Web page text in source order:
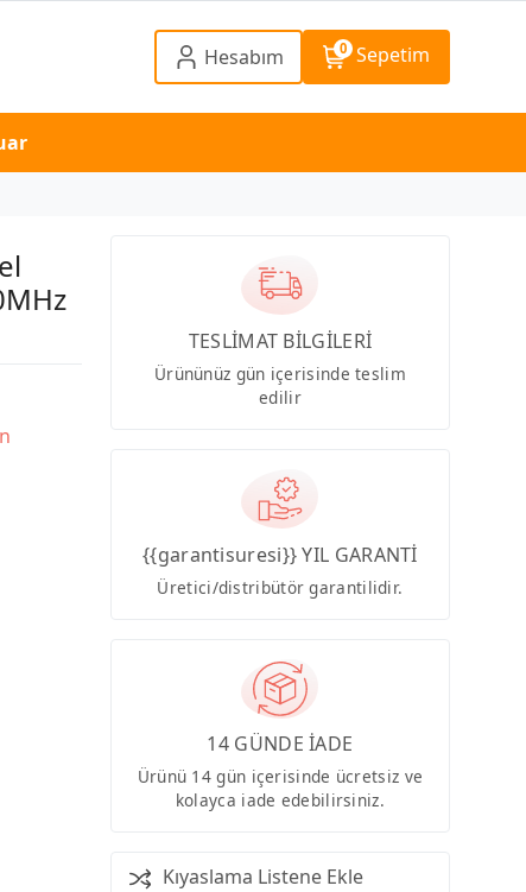
Hesabım 0 Sepetim
TESLİMAT BİLGİLERİ
Ürününüz gün içerisinde teslim
edilir
{{garantisuresi}} YIL GARANTİ
Üretici/distribütör garantilidir.
14 GÜNDE İADE
Ürünü 14 gün içerisinde ücretsiz ve
kolayca iade edebilirsiniz.
Kıyaslama Listene Ekle